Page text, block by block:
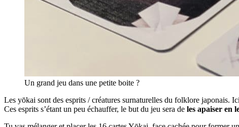
Un grand jeu dans une petite boite ?
Les yōkai sont des esprits / créatures surnaturelles du folklore japonais.
Ces esprits s’étant un peu échauffer, le but du jeu sera de les apaiser en